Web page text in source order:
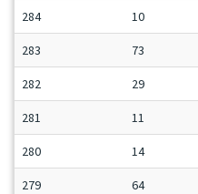
284 10
283 73
282 29
281 11
280 14
279 64